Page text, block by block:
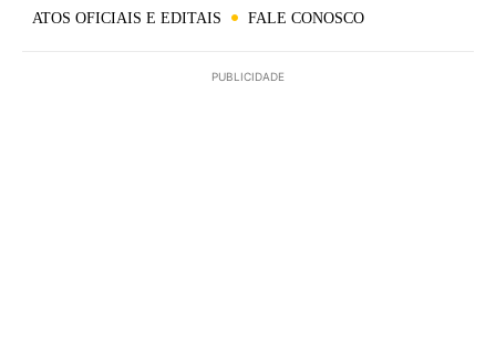
ATOS OFICIAIS E EDITAIS
FALE CONOSCO
PUBLICIDADE